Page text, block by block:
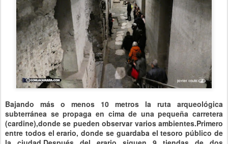
Bajando más o menos 10 metros la ruta arqueológica
subterránea se propaga en cima de una pequeña carretera
(cardine),donde se pueden observar varios ambientes.Primero
entre todos el erario, donde se guardaba el tesoro público de